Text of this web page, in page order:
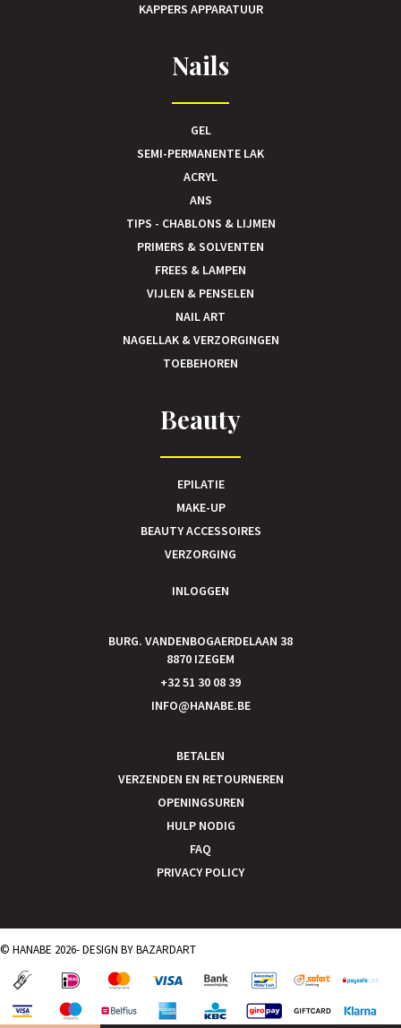
KAPPERS APPARATUUR
Nails
GEL
SEMI-PERMANENTE LAK
ACRYL
ANS
TIPS - CHABLONS & LIJMEN
PRIMERS & SOLVENTEN
FREES & LAMPEN
VIJLEN & PENSELEN
NAIL ART
NAGELLAK & VERZORGINGEN
TOEBEHOREN
Beauty
EPILATIE
MAKE-UP
BEAUTY ACCESSOIRES
VERZORGING
INLOGGEN
BURG. VANDENBOGAERDELAAN 38
8870 IZEGEM
+32 51 30 08 39
INFO@HANABE.BE
BETALEN
VERZENDEN EN RETOURNEREN
OPENINGSUREN
HULP NODIG
FAQ
PRIVACY POLICY
© HANABE 2026- DESIGN BYBAZARDART